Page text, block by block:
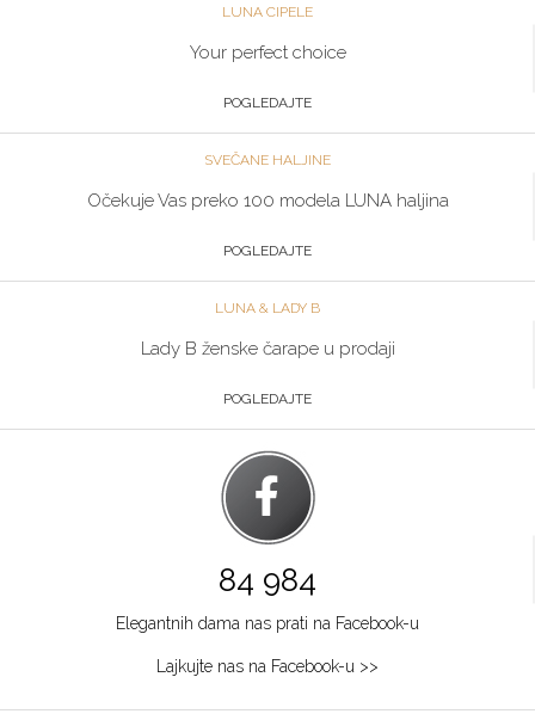
LUNA CIPELE
Your perfect choice
POGLEDAJTE
SVEČANE HALJINE
Očekuje Vas preko 100 modela LUNA haljina
POGLEDAJTE
LUNA & LADY B
Lady B ženske čarape u prodaji
POGLEDAJTE
84 984
Elegantnih dama nas prati na Facebook-u
Lajkujte nas na Facebook-u >>